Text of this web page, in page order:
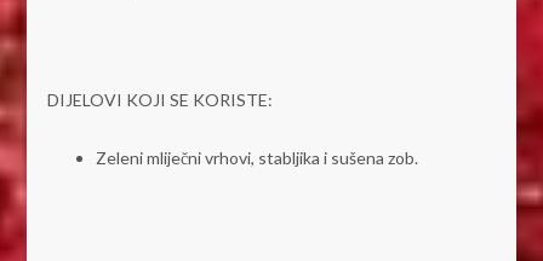
DIJELOVI KOJI SE KORISTE:
Zeleni mliječni vrhovi, stabljika i sušena zob.